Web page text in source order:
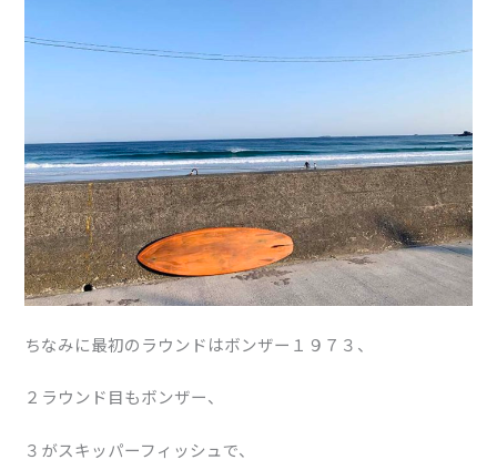
ちなみに最初のラウンドはボンザー１９７３、
２ラウンド目もボンザー、
３がスキッパーフィッシュで、